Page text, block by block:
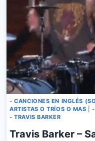
- CANCIONES EN INGLÉS
ARTISTAS O TRÍOS O MAS |
- TRAVIS BARKER
Travis Barker –